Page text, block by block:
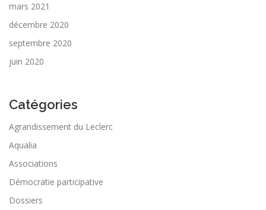
mars 2021
décembre 2020
septembre 2020
juin 2020
Catégories
Agrandissement du Leclerc
Aqualia
Associations
Démocratie participative
Dossiers